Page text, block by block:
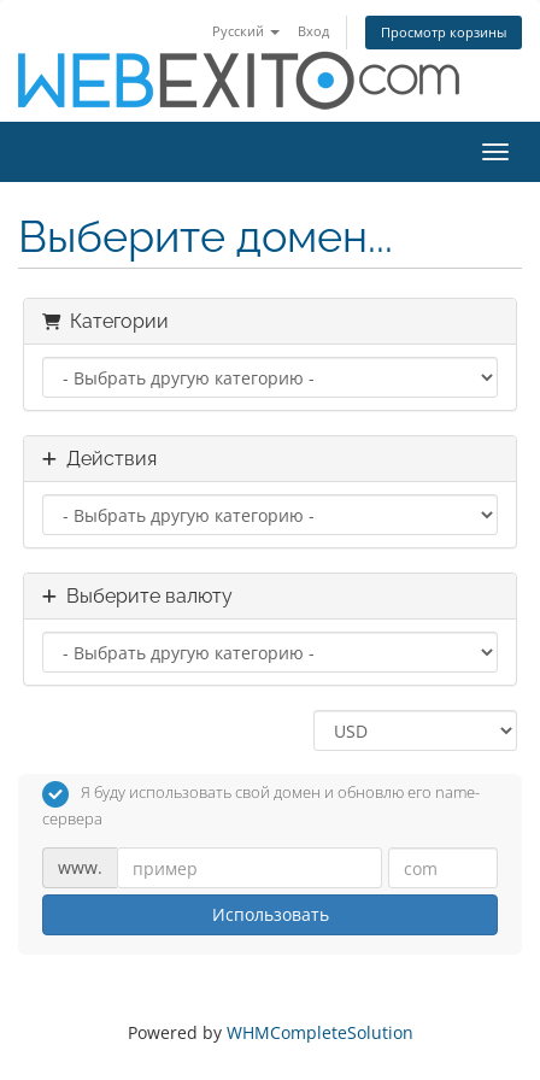
Русский Вход Просмотр корзины
Выберите домен...
Категории
Действия
Выберите валюту
Я буду использовать свой домен и обновлю его name-
сервера
www.
Использовать
Powered by WHMCompleteSolution